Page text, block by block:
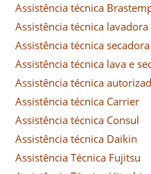
Assistência técnica
Assistência técnica lavadora
Assistência técnica secadora
Assistência técnica lava e
Assistência técnica
Assistência técnica Carrier
Assistência técnica Consul
Assistência técnica Daikin
Assistência Técnica Fujitsu